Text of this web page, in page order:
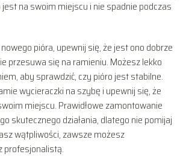
na swoim miejscu i nie spadnie podczas
pióra, upewnij się, że jest ono dobrze
przesuwa się na ramieniu. Możesz lekko
aby sprawdzić, czy pióro jest stabilne.
wycieraczki na szybę i upewnij się, że
miejscu. Prawidłowe zamontowanie
skutecznego działania, dlatego nie pomijaj
wątpliwości, zawsze możesz
profesjonalistą.